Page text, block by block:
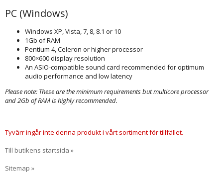
PC (Windows)
Windows XP, Vista, 7, 8, 8.1 or 10
1Gb of RAM
Pentium 4, Celeron or higher processor
800×600 display resolution
An ASIO-compatible sound card recommended for optimum
audio performance and low latency
Please note: These are the minimum requirements but multicore processor
and 2Gb of RAM is highly recommended.
Tyvärr ingår inte denna produkt i vårt sortiment för tillfället.
Till butikens startsida »
Sitemap »